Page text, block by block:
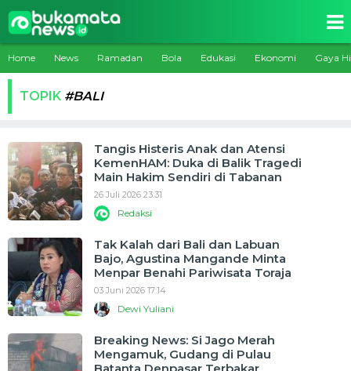
Home News Ramadan Bola Edukasi Ekonomi Gaya
TOPIK #BALI
Tangis Histeris Anak dan Atensi
KemenHAM: Duka di Balik Tragedi
Main Hakim Sendiri di Tabanan
26 Juli 2026 23:31
Redaksi
Tak Kalah dari Bali dan Labuan
Bajo, Agustina Mangande Minta
Menpar Benahi Pariwisata Toraja
03 Juni 2026 17:14
Dewi Yuliani
Breaking News: Si Jago Merah
Mengamuk, Gudang di Pulau